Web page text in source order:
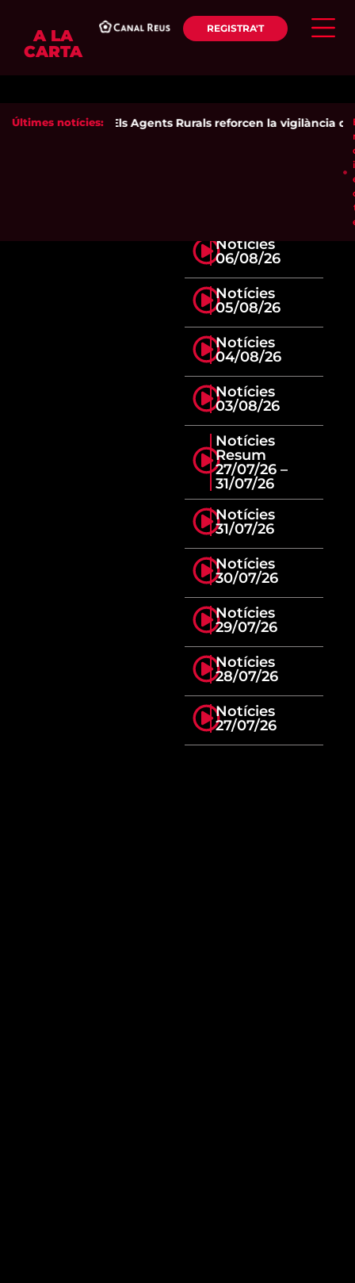
A LA
CARTA
REGISTRA'T
Últimes notícies:Els Agents Rurals reforcen la vigilància
Notícies
06/08/26
Notícies
05/08/26
Notícies
04/08/26
Notícies
03/08/26
Notícies
Resum
27/07/26 –
31/07/26
Notícies
31/07/26
Notícies
30/07/26
Notícies
29/07/26
Notícies
28/07/26
Notícies
27/07/26